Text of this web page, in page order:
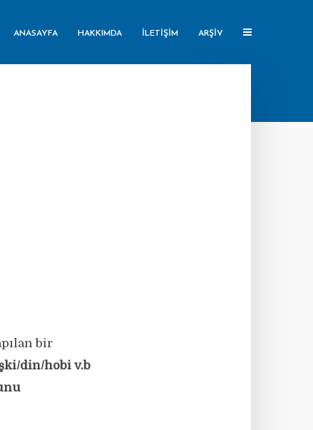
ANASAYFA HAKKIMDA İLETIŞIM ARŞIV
bir
din/hobi v.b